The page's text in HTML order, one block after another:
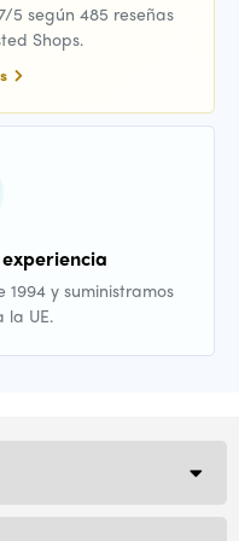
5 según 485 reseñas
Shops.
y suministramos
la UE.